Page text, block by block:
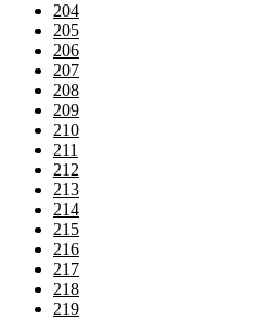
204
205
206
207
208
209
210
211
212
213
214
215
216
217
218
219